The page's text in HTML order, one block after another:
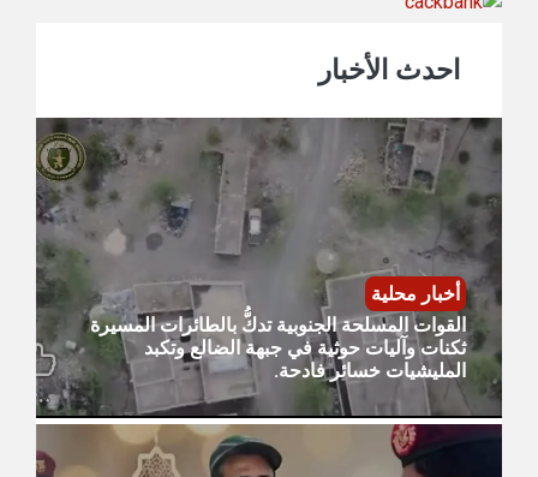
احدث الأخبار
أخبار محلية
القوات المسلحة الجنوبية تدكُّ بالطائرات المسيرة
ثكنات وآليات حوثية في جبهة الضالع وتكبد
المليشيات خسائر فادحة.